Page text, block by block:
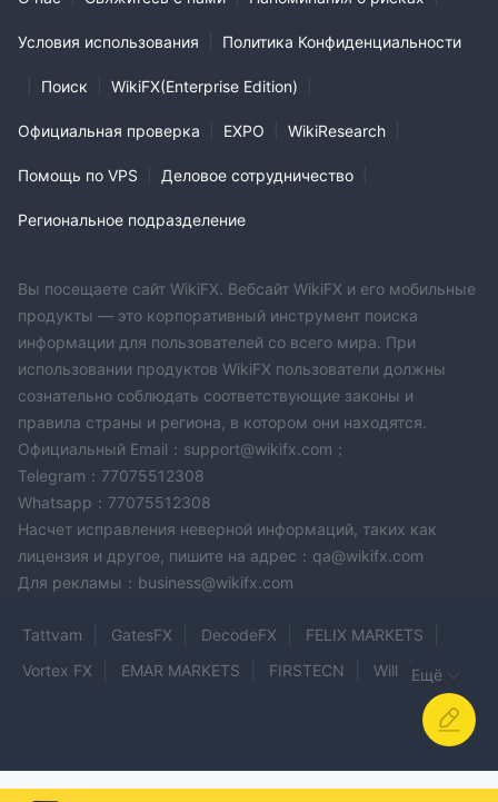
Условия использования Политика Конфиденциальности
Поиск WikiFX(Enterprise Edition)
Официальная проверка EXPO WikiResearch
Помощь по VPS Деловое сотрудничество
Региональное подразделение
Вы посещаете сайт WikiFX. Вебсайт WikiFX и его мобильные
продукты — это корпоративный инструмент поиска
информации для пользователей со всего мира. При
использовании продуктов WikiFX пользователи должны
сознательно соблюдать соответствующие законы и
правила страны и региона, в котором они находятся.
Официальный Email：support@wikifx.com；
Telegram：77075512308
Whatsapp：77075512308
Насчет исправления неверной информаций, таких как
лицензия и другое, пишите на адрес：qa@wikifx.com
Для рекламы：business@wikifx.com
Tattvam GatesFX DecodeFX
FELIX MARKETS
Vortex FX
EMAR MARKETS FIRSTECN
Will
Spectrum FX
F1 Capitals Apexoptiontrades
Ещё